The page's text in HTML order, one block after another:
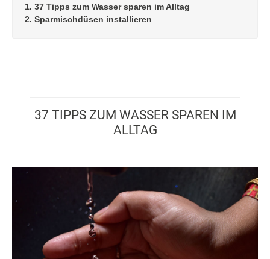
1. 37 Tipps zum Wasser sparen im Alltag
2. Sparmischdüsen installieren
37 TIPPS ZUM WASSER SPAREN IM
ALLTAG